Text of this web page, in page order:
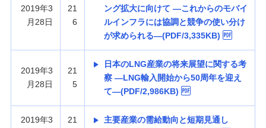
2019年3
月28日
21
6
ング拡大に向けて —これからのモバイ
ルインフラには協調と競争の使い分け
が求められる—(PDF/3,335KB)
2019年3
月28日
21
5
日本のLNG産業の将来展望に関する考
察 —LNG輸入開始から50周年を迎え
て—(PDF/2,986KB)
2019年3
21
主要産業の需給動向と短期見通し